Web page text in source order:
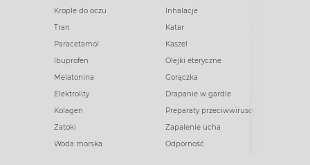
Krople do oczu
Tran
Paracetamol
Ibuprofen
Melatonina
Elektrolity
Kolagen
Zatoki
Woda morska
Inhalacje
Katar
Kaszel
Olejki eteryczne
Gorączka
Drapanie w gardle
Preparaty przeciwwirusowe
Zapalenie ucha
Odporność